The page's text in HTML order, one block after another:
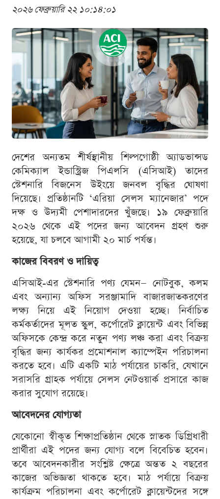
২০২৬ ফেব্রুয়ারি ২২ ১০:১৪:০১
দেশের অন্যতম শীর্ষস্থানীয় শিল্পগোষ্ঠী অ্যাডভান্সড
কেমিক্যাল ইন্ডাস্ট্রিজ পিএলসি (এসিআই) তাদের
স্টেশনারি বিজনেস উইংয়ে জনবল বৃদ্ধির ঘোষণা
দিয়েছে। প্রতিষ্ঠানটি ‘এরিয়া সেলস ম্যানেজার’ পদে
দক্ষ ও উদ্যমী পেশাদারদের খুঁজছে। ১৯ ফেব্রুয়ারি
২০২৬ থেকে এই পদের জন্য আবেদন গ্রহণ শুরু
হয়েছে, যা চলবে আগামী ২০ মার্চ পর্যন্ত।
কাজের বিবরণ ও দায়িত্ব
এসিআই-এর স্টেশনারি পণ্য যেমন— নোটবুক, কলম
এবং অন্যান্য অফিস সরঞ্জামাদি বাজারজাতকরণের
লক্ষ্য নিয়ে এই নিয়োগ দেওয়া হচ্ছে। নির্বাচিত
কর্মকর্তাদের মূলত স্কুল, কর্পোরেট ক্লায়েন্ট এবং বিভিন্ন
অফিসকে কেন্দ্র করে নতুন পণ্য লঞ্চ করা এবং বিক্রয়
বৃদ্ধির জন্য কার্যকর প্রমোশনাল ক্যাম্পেইন পরিচালনা
করতে হবে। এটি একটি মাঠ পর্যায়ের চাকরি, যেখানে
সরাসরি গ্রাহক পর্যায়ে সেলস নেটওয়ার্ক প্রসারে কাজ
করার সুযোগ রয়েছে।
আবেদনের যোগ্যতা
যেকোনো স্বীকৃত শিক্ষাপ্রতিষ্ঠান থেকে স্নাতক ডিগ্রিধারী
প্রার্থীরা এই পদের জন্য যোগ্য বলে বিবেচিত হবেন।
তবে আবেদনকারীর সংশ্লিষ্ট ক্ষেত্রে অন্তত ২ বছরের
কাজের অভিজ্ঞতা থাকতে হবে। মাঠ পর্যায়ে বিক্রয়
কার্যক্রম পরিচালনা এবং কর্পোরেট ক্লায়েন্টদের সঙ্গে